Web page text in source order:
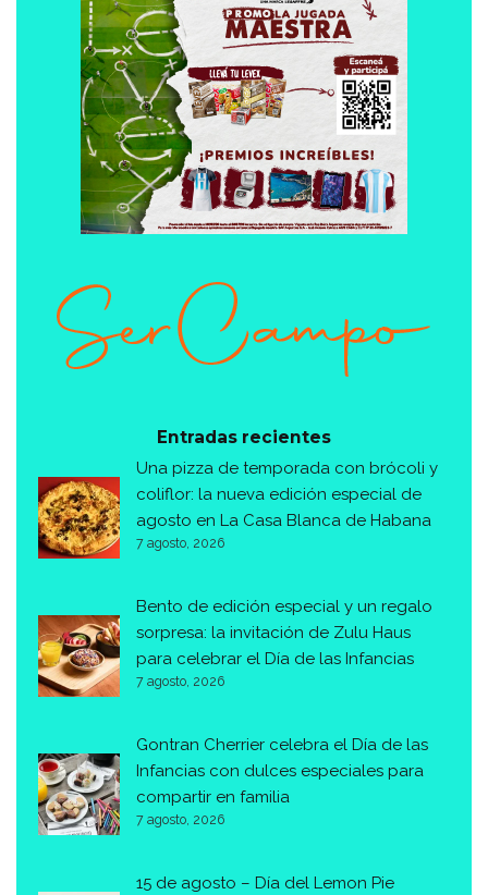
Entradas recientes
Una pizza de temporada con brócoli y
coliflor: la nueva edición especial de
agosto en La Casa Blanca de Habana
7 agosto, 2026
Bento de edición especial y un regalo
sorpresa: la invitación de Zulu Haus
para celebrar el Día de las Infancias
7 agosto, 2026
Gontran Cherrier celebra el Día de las
Infancias con dulces especiales para
compartir en familia
7 agosto, 2026
15 de agosto – Día del Lemon Pie